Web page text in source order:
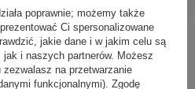
również
poprawnie; możemy także
Ci spersonalizowane
jakie dane i w jakim celu są
i naszych partnerów. Możesz
na przetwarzanie
funkcjonalnymi). Zgodę